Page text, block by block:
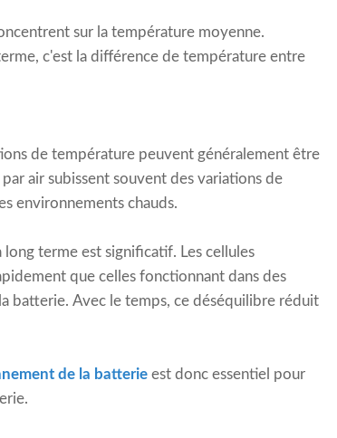
sur la température moyenne.
c'est la différence de température entre
de température peuvent généralement être
air subissent souvent des variations de
environnements chauds.
terme est significatif. Les cellules
que celles fonctionnant dans des
batterie. Avec le temps, ce déséquilibre réduit
de la batterie est donc essentiel pour